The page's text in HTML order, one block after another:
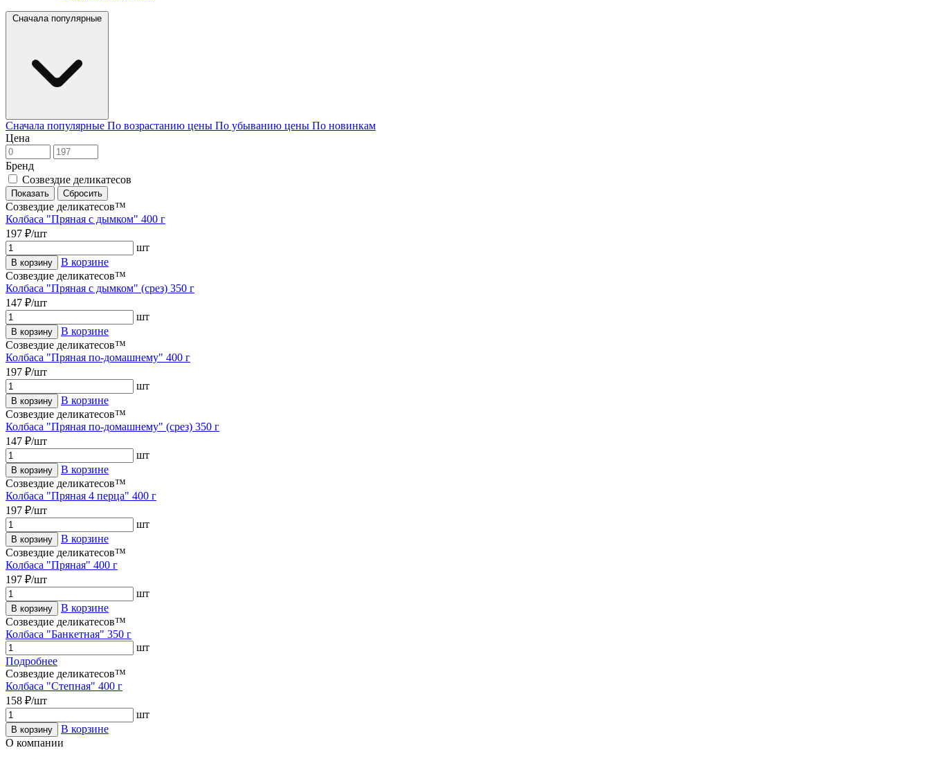
Сначала популярные
Сначала популярные По возрастанию цены По убыванию цены По новинкам
Цена
Бренд
Созвездие деликатесов
Созвездие деликатесов™
Колбаса "Пряная с дымком" 400 г
197 ₽/шт
шт
В корзину
В корзине
Созвездие деликатесов™
Колбаса "Пряная с дымком" (срез) 350 г
147 ₽/шт
шт
В корзину
В корзине
Созвездие деликатесов™
Колбаса "Пряная по-домашнему" 400 г
197 ₽/шт
шт
В корзину
В корзине
Созвездие деликатесов™
Колбаса "Пряная по-домашнему" (срез) 350 г
147 ₽/шт
шт
В корзину
В корзине
Созвездие деликатесов™
Колбаса "Пряная 4 перца" 400 г
197 ₽/шт
шт
В корзину
В корзине
Созвездие деликатесов™
Колбаса "Пряная" 400 г
197 ₽/шт
шт
В корзину
В корзине
Созвездие деликатесов™
Колбаса "Банкетная" 350 г
шт
Подробнее
Созвездие деликатесов™
Колбаса "Степная" 400 г
158 ₽/шт
шт
В корзину
В корзине
О компании